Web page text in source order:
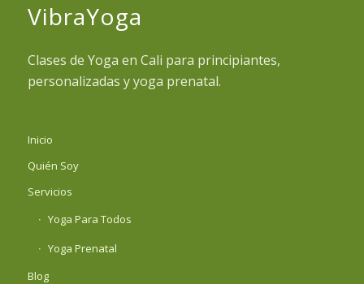
VibraYoga
Clases de Yoga en Cali para principiantes,
personalizadas y yoga prenatal.
Inicio
Quién Soy
Servicios
Yoga Para Todos
Yoga Prenatal
Blog